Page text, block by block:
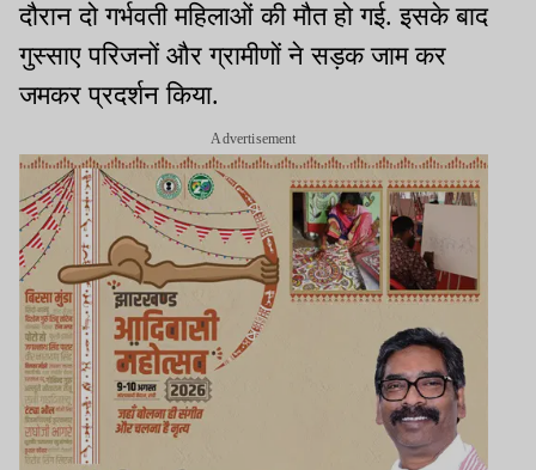
दौरान दो गर्भवती महिलाओं की मौत हो गई. इसके बाद
गुस्साए परिजनों और ग्रामीणों ने सड़क जाम कर
जमकर प्रदर्शन किया.
Advertisement